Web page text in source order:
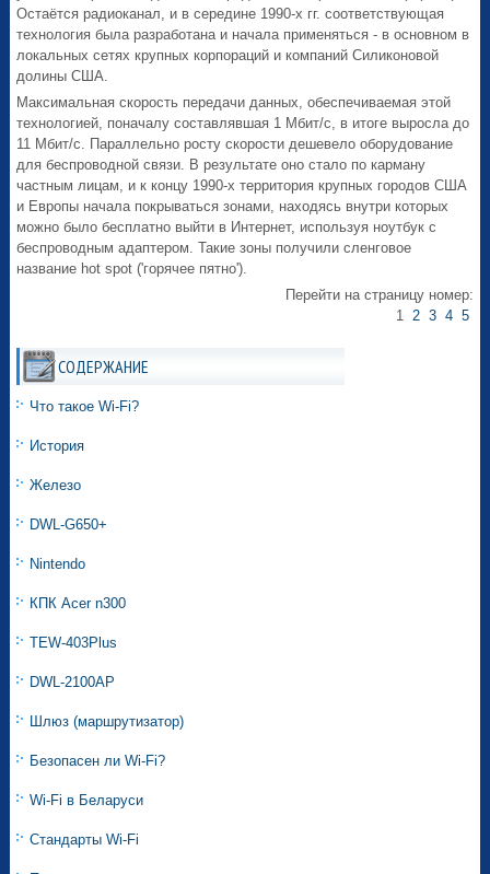
Остаётся радиоканал, и в середине 1990-х гг. соответствующая
технология была разработана и начала применяться - в основном в
локальных сетях крупных корпораций и компаний Силиконовой
долины США.
Максимальная скорость передачи данных, обеспечиваемая этой
технологией, поначалу составлявшая 1 Мбит/с, в итоге выросла до
11 Мбит/с. Параллельно росту скорости дешевело оборудование
для беспроводной связи. В результате оно стало по карману
частным лицам, и к концу 1990-х территория крупных городов США
и Европы начала покрываться зонами, находясь внутри которых
можно было бесплатно выйти в Интернет, используя ноутбук с
беспроводным адаптером. Такие зоны получили сленговое
название hot spot ('горячее пятно').
Перейти на страницу номер:
1 2 3 4 5
СОДЕРЖАНИЕ
Что такое Wi-Fi?
История
Железо
DWL-G650+
Nintendo
КПК Acer n300
TEW-403Plus
DWL-2100AP
Шлюз (маршрутизатор)
Безопасен ли Wi-Fi?
Wi-Fi в Беларуси
Стандарты Wi-Fi